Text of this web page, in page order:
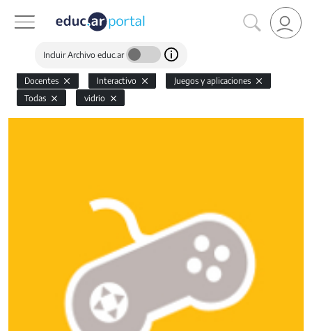
Incluir Archivo educ.ar
Docentes Interactivo
Juegos y aplicaciones
Todas
vidrio